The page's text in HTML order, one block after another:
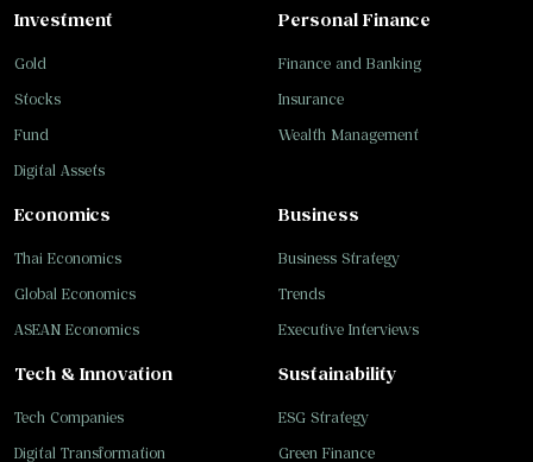
Investment
Gold
Stocks
Fund
Digital Assets
Personal Finance
Finance and Banking
Insurance
Wealth Management
Business
Business Strategy
Trends
Executive Interviews
Tech & Innovation
Tech Companies
Digital Transformation
Sustainability
ESG Strategy
Green Finance
Economics
Thai Economics
Global Economics
ASEAN Economics